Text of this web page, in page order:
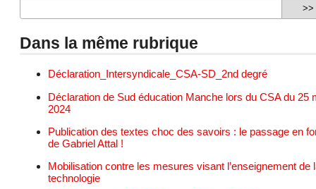
Dans la même rubrique
Déclaration_Intersyndicale_CSA-SD_2nd degré
Déclaration de Sud éducation Manche lors du CSA du 25
2024
Publication des textes choc des savoirs : le passage en
de Gabriel Attal !
Mobilisation contre les mesures visant l’enseignement de
technologie